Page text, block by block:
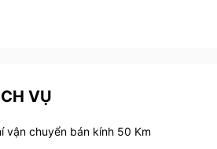
VỤ
vận chuyển bán kính 50 Km